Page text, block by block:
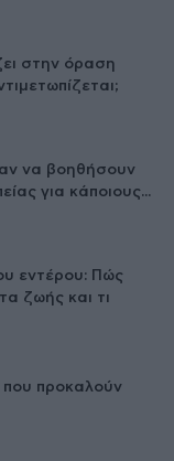
στην όραση
να βοηθήσουν
για κάποιους...
εντέρου: Πώς
ζωής και τι
που προκαλούν